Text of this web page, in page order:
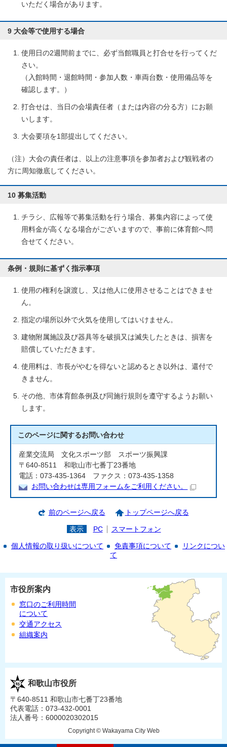
いただく場合があります。
9 大会等で使用する場合
使用日の2週間前までに、必ず当館職員と打合せを行ってくだ
さい。
（入館時間・退館時間・参加人数・車両台数・使用備品等を
確認します。）
打合せは、当日の会場責任者（または内容の分る方）にお願
いします。
大会要項を1部提出してください。
（注）大会の責任者は、以上の注意事項を参加者および観戦者の
方に周知徹底してください。
10 募集活動
チラシ、広報等で募集活動を行う場合、募集内容によって使
用料金が高くなる場合がございますので、事前に体育館へ問
合せてください。
条例・規則に基ずく指示事項
使用の権利を譲渡し、又は他人に使用させることはできませ
ん。
指定の場所以外で火気を使用してはいけません。
建物附属施設及び器具等を破損又は滅失したときは、損害を
賠償していただきます。
使用料は、市長がやむを得ないと認めるとき以外は、還付で
きません。
その他、市体育館条例及び同施行規則を遵守するようお願い
します。
このページに関するお問い合わせ
産業交流局 文化スポーツ部 スポーツ振興課
〒640-8511 和歌山市七番丁23番地
電話：073-435-1364 ファクス：073-435-1358
お問い合わせは専用フォームをご利用ください。
前のページへ戻る トップページへ戻る
表示 PC スマートフォン
個人情報の取り扱いについて 免責事項について
リンクについ
て
市役所案内
窓口のご利用時間
について
交通アクセス
組織案内
和歌山市役所
〒640-8511 和歌山市七番丁23番地
代表電話：073-432-0001
法人番号：6000020302015
Copyright © Wakayama City Web